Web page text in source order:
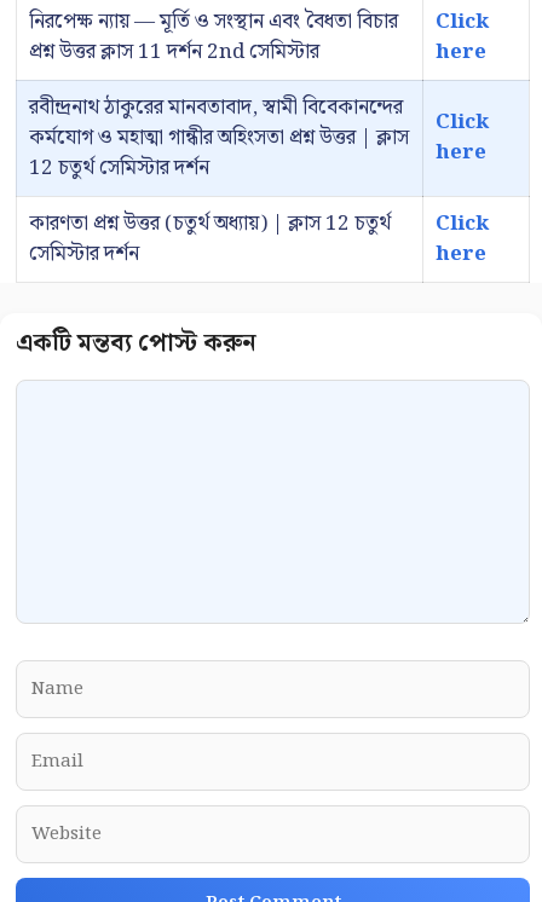
নিরপেক্ষ ন্যায় — মূর্তি ও সংস্থান এবং বৈধতা বিচার
প্রশ্ন উত্তর ক্লাস 11 দর্শন 2nd সেমিস্টার
Click
here
রবীন্দ্রনাথ ঠাকুরের মানবতাবাদ, স্বামী বিবেকানন্দের
কর্মযোগ ও মহাত্মা গান্ধীর অহিংসতা প্রশ্ন উত্তর | ক্লাস
12 চতুর্থ সেমিস্টার দর্শন
Click
here
কারণতা প্রশ্ন উত্তর (চতুর্থ অধ্যায়) | ক্লাস 12 চতুর্থ
সেমিস্টার দর্শন
Click
here
Comment
Name
Email
Website